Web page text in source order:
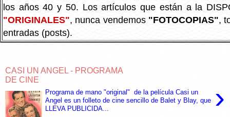
los años 40 y 50. Los artículos que están a la
"ORIGINALES", nunca vendemos "FOTOCOPIAS",
entradas (posts).
CASI UN ANGEL - PROGRAMA
DE CINE
›
Programa de mano "original" de la película Casi un
Angel es un folleto de cine sencillo de Balet y Blay, que
LLEVA PUBLICIDA...